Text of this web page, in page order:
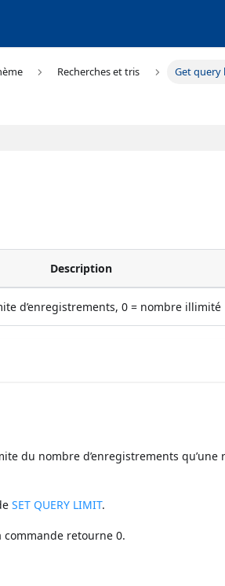
Recherches et tris Get query
Description
d’enregistrements, 0 = nombre illimité
du nombre d’enregistrements
SET QUERY LIMIT.
commande retourne 0.